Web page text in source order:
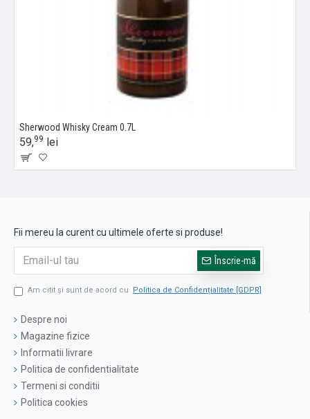
Sherwood Whisky Cream 0.7L
59,99 lei
Fii mereu la curent cu ultimele oferte si produse!
Înscrie-mă
Am citit şi sunt de acord cu Politica de Confidențialitate [GDPR]
Despre noi
Magazine fizice
Informatii livrare
Politica de confidentialitate
Termeni si conditii
Politica cookies